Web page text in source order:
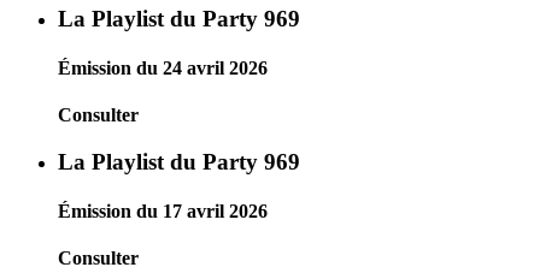
La Playlist du Party 969
Émission du 24 avril 2026
Consulter
La Playlist du Party 969
Émission du 17 avril 2026
Consulter